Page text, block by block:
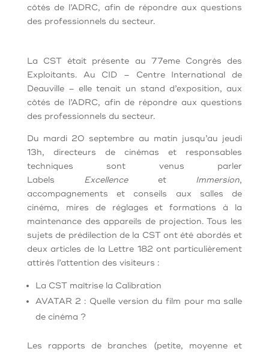
côtés de l’ADRC, afin de répondre aux questions
des professionnels du secteur.
La CST était présente au 77eme Congrès des
Exploitants. Au CID – Centre International de
Deauville – elle tenait un stand d’exposition, aux
côtés de l’ADRC, afin de répondre aux questions
des professionnels du secteur.
Du mardi 20 septembre au matin jusqu’au jeudi
13h, directeurs de cinémas et responsables
techniques sont venus parler
Labels
Excellence et Immersion,
accompagnements et conseils aux salles de
cinéma, mires de réglages et formations à la
maintenance des appareils de projection. Tous les
sujets de prédilection de la CST ont été abordés et
deux articles de la Lettre 182 ont particulièrement
attirés l’attention des visiteurs :
La CST maîtrise la Calibration
AVATAR 2 : Quelle version du film pour ma salle
de cinéma ?
Les rapports de branches (petite, moyenne et